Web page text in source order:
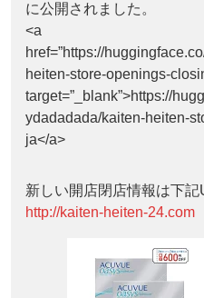
に公開されました。
<a
href=”https://
heiten-store-openings-
target=”_blank”>https://
ydadadada/kaiten-heiten-
ja</a>
新しい開店閉店情報は下記
http://kaiten-heiten-24.com